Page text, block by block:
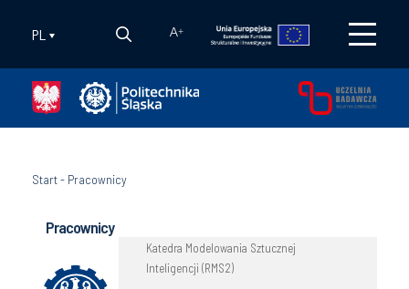
PL A+
Start- Pracownicy
Pracownicy
Katedra Modelowania Sztucznej
Inteligencji (RMS2)